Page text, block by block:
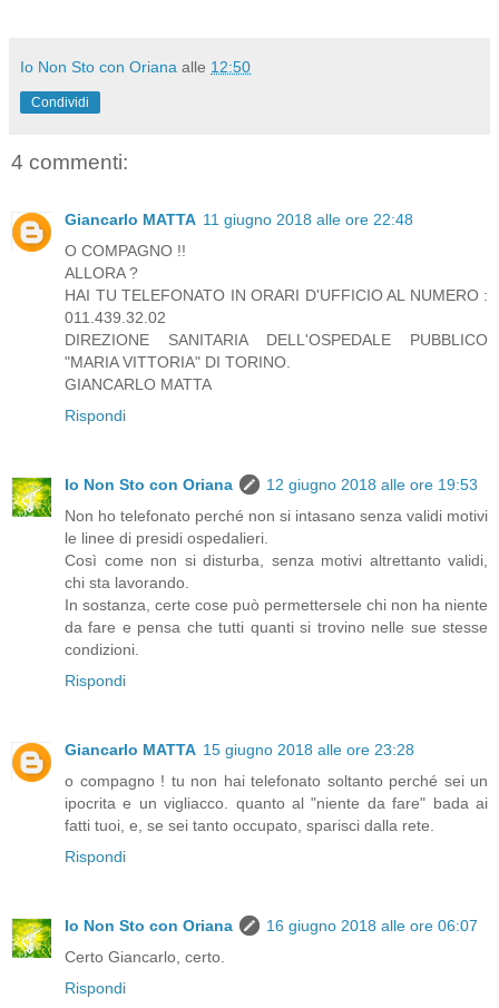
Io Non Sto con Oriana alle 12:50
Condividi
4 commenti:
Giancarlo MATTA 11 giugno 2018 alle ore 22:48
O COMPAGNO !!
ALLORA ?
HAI TU TELEFONATO IN ORARI D'UFFICIO AL NUMERO :
011.439.32.02
DIREZIONE SANITARIA DELL'OSPEDALE PUBBLICO
"MARIA VITTORIA" DI TORINO.
GIANCARLO MATTA
Rispondi
Io Non Sto con Oriana
12 giugno 2018 alle ore 19:53
Non ho telefonato perché non si intasano senza validi motivi
le linee di presidi ospedalieri.
Così come non si disturba, senza motivi altrettanto validi,
chi sta lavorando.
In sostanza, certe cose può permettersele chi non ha niente
da fare e pensa che tutti quanti si trovino nelle sue stesse
condizioni.
Rispondi
Giancarlo MATTA 15 giugno 2018 alle ore 23:28
o compagno ! tu non hai telefonato soltanto perché sei un
ipocrita e un vigliacco. quanto al "niente da fare" bada ai
fatti tuoi, e, se sei tanto occupato, sparisci dalla rete.
Rispondi
Io Non Sto con Oriana
16 giugno 2018 alle ore 06:07
Certo Giancarlo, certo.
Rispondi